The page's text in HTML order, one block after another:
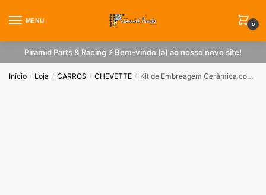
MENU
0
Piramid Parts & Racing ⚡ Bem-vindo (a) ao nosso novo site!
Início / Loja / CARROS / CHEVETTE / Kit de Embreagem Cerâmica com 6 Pastilhas para GM Chevette com Motor AP Turbo ou Aspirado